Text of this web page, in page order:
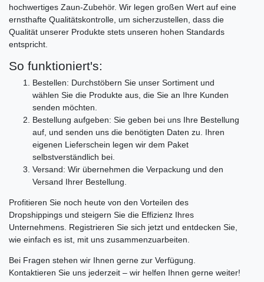
hochwertiges Zaun-Zubehör. Wir legen großen Wert auf eine
ernsthafte Qualitätskontrolle, um sicherzustellen, dass die
Qualität unserer Produkte stets unseren hohen Standards
entspricht.
So funktioniert's:
Bestellen: Durchstöbern Sie unser Sortiment und
wählen Sie die Produkte aus, die Sie an Ihre Kunden
senden möchten.
Bestellung aufgeben: Sie geben bei uns Ihre Bestellung
auf, und senden uns die benötigten Daten zu. Ihren
eigenen Lieferschein legen wir dem Paket
selbstverständlich bei.
Versand: Wir übernehmen die Verpackung und den
Versand Ihrer Bestellung.
Profitieren Sie noch heute von den Vorteilen des
Dropshippings und steigern Sie die Effizienz Ihres
Unternehmens. Registrieren Sie sich jetzt und entdecken Sie,
wie einfach es ist, mit uns zusammenzuarbeiten.
Bei Fragen stehen wir Ihnen gerne zur Verfügung.
Kontaktieren Sie uns jederzeit – wir helfen Ihnen gerne weiter!